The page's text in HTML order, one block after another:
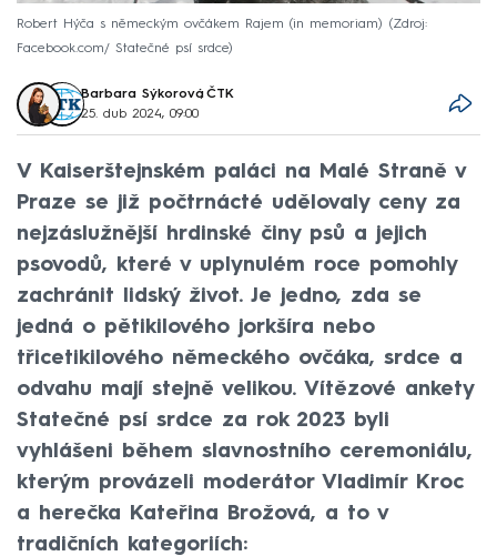
Robert Hýča s německým ovčákem Rajem (in memoriam)
Zdroj:
Facebook.com/ Statečné psí srdce
Barbara Sýkorová, ČTK
25. dub 2024, 09:00
V Kaiserštejnském paláci na Malé Straně v
Praze se již počtrnácté udělovaly ceny za
nejzáslužnější hrdinské činy psů a jejich
psovodů, které v uplynulém roce pomohly
zachránit lidský život. Je jedno, zda se
jedná o pětikilového jorkšíra nebo
třicetikilového německého ovčáka, srdce a
odvahu mají stejně velikou. Vítězové ankety
Statečné psí srdce za rok 2023 byli
vyhlášeni během slavnostního ceremoniálu,
kterým provázeli moderátor Vladimír Kroc
a herečka Kateřina Brožová, a to v
tradičních kategoriích: